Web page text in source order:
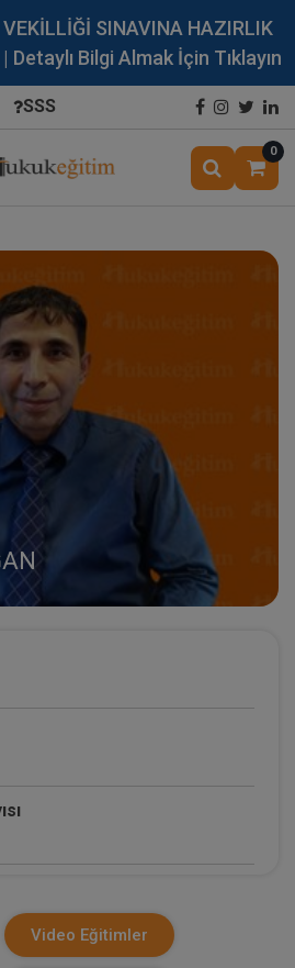
SINAVINA HAZIRLIK
Detaylı Bilgi Almak İçin Tıklayın
SSS
0
Video Eğitimler